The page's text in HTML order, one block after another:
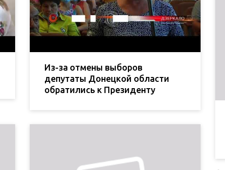
Из-за отмены выборов
депутаты Донецкой области
обратились к Президенту